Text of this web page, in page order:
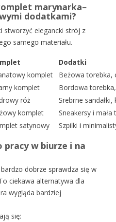
marynarka–
dodatkami?
stworzyć elegancki strój z
samego materiału.
Dodatki
komplet
Beżowa torebka,
komplet
Bordowa
róż
Srebrne
komplet
Sneakersy i mała
satynowy Szpilki i
pracy w biurze i na
dobrze sprawdza się w
ciekawa alternatywa dla
wygląda bardziej
się: